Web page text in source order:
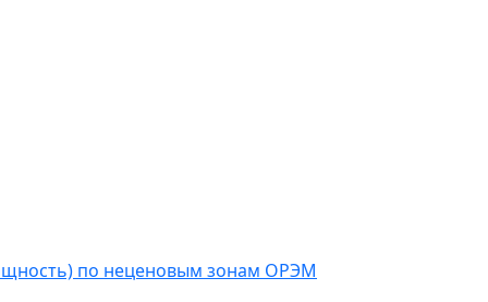
по неценовым зонам ОРЭМ